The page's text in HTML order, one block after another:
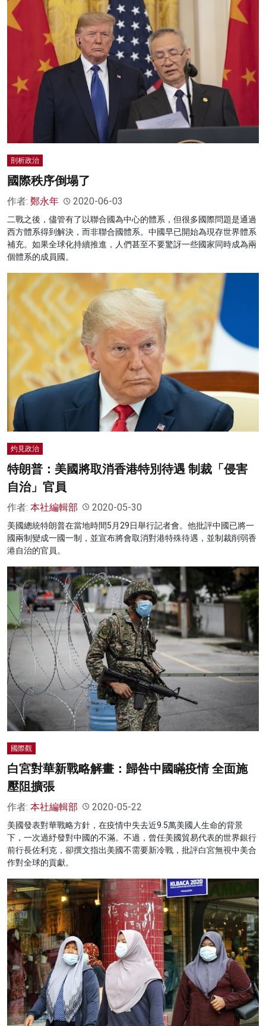
剖析政治
國際秩序倒塌了
作者: 鄭永年 2020-06-03
二戰之後，儘管有了以聯合國為中心的體系，但很多國際問題是通過
西方體系得到解決，而非聯合國體系。中國早已開始為現存世界體系
補充。如果全球化持續推進，人們甚至不要驚訝一些國家同時成為兩
個體系的成員國。
灼見政治
特朗普：美國將取消香港特別待遇 制裁「侵害
自治」官員
作者: 本社編輯部 2020-05-30
美國總統特朗普在當地時間5月29日舉行記者會。他批評中國已將一
國兩制變成一國一制，並宣布將會取消對港特殊待遇，並制裁削弱香
港自治的官員。
國際觀
白宮對華新戰略解畫：歸咎中國瞞疫情 全面施
壓阻擴張
作者: 本社編輯部 2020-05-22
美國發表對華戰略方針，在疫情中失去近9.5萬美國人生命的背景
下，一次過紓發對中國的不滿。不過，曾任美國貿易代表的世界銀行
前行長佐利克，卻撰文指出美國不需要新冷戰，批評白宮無視中美合
作對全球的貢獻。